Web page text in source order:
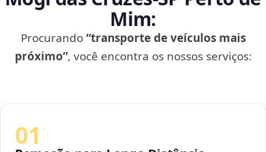
Mim:
Procurando“transporte de veículos mais
próximo”, você encontra os nossos serviços:
01